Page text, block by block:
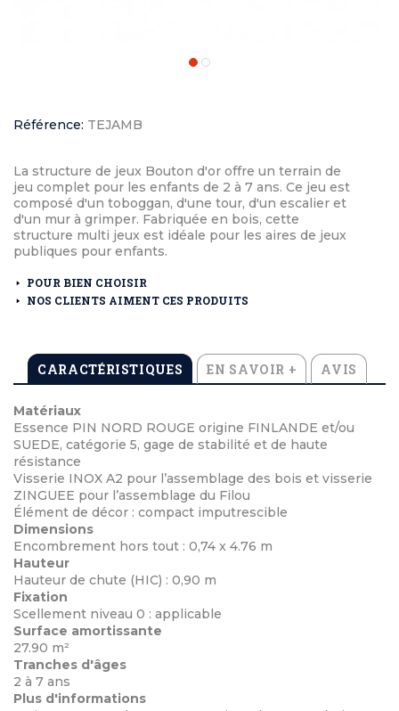
Référence: TEJAMB
La structure de jeux Bouton d'or offre un terrain de
jeu complet pour les enfants de 2 à 7 ans. Ce jeu est
composé d'un toboggan, d'une tour, d'un escalier et
d'un mur à grimper. Fabriquée en bois, cette
structure multi jeux est idéale pour les aires de jeux
publiques pour enfants.
POUR BIEN CHOISIR
NOS CLIENTS AIMENT CES PRODUITS
CARACTÉRISTIQUES EN SAVOIR + AVIS
Matériaux
Essence PIN NORD ROUGE origine FINLANDE et/ou
SUEDE, catégorie 5, gage de stabilité et de haute
résistance
Visserie INOX A2 pour l’assemblage des bois et visserie
ZINGUEE pour l’assemblage du Filou
Élément de décor : compact imputrescible
Dimensions
Encombrement hors tout : 0,74 x 4.76 m
Hauteur
Hauteur de chute (HIC) : 0,90 m
Fixation
Scellement niveau 0 : applicable
Surface amortissante
27.90 m²
Tranches d'âges
2 à 7 ans
Plus d'informations